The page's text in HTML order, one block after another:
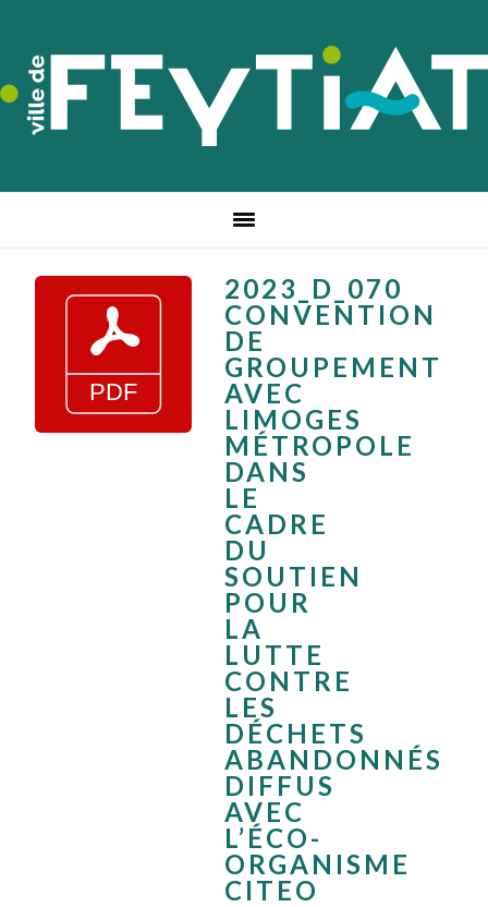
navigation
principale
contenu
principal
pied
de
page
2023_D_070
CONVENTION
DE
GROUPEMENT
AVEC
LIMOGES
MÉTROPOLE
DANS
LE
CADRE
DU
SOUTIEN
POUR
LA
LUTTE
CONTRE
LES
DÉCHETS
ABANDONNÉS
DIFFUS
AVEC
L’ÉCO-
ORGANISME
CITEO